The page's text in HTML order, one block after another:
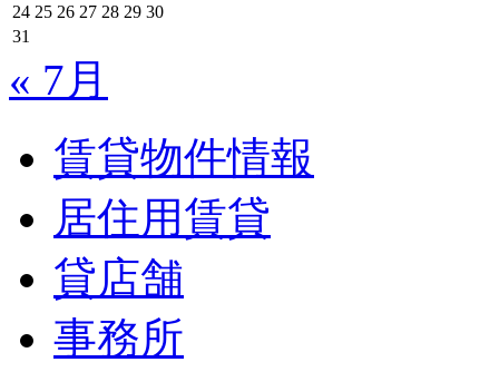
24 25 26 27 28 29 30
31
« 7月
賃貸物件情報
居住用賃貸
貸店舗
事務所